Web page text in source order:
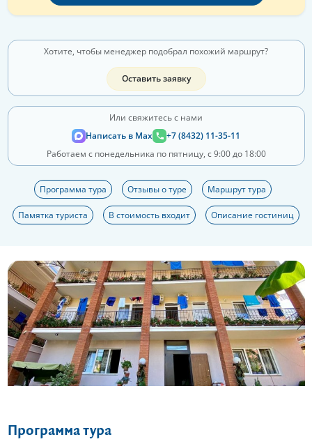
Хотите, чтобы менеджер подобрал похожий маршрут?
Оставить заявку
Или свяжитесь с нами
Написать в Max
+7 (8432) 11-35-11
Работаем с понедельника по пятницу, с 9:00 до 18:00
Программа тура Отзывы о туре Маршрут тура
Памятка туриста В стоимость входит Описание гостиниц
Еще 2 фото
Программа тура